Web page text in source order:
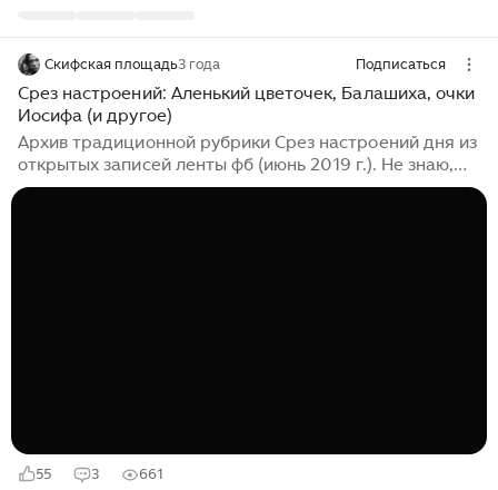
Скифская площадь3 года Подписаться
Срез настроений: Аленький цветочек, Балашиха, очки
Иосифа (и другое)
Архив традиционной рубрики Срез настроений дня из
открытых записей ленты фб (июнь 2019 г.). Не знаю,
как называется картина в оригинале, но я бы ее
55 3 661